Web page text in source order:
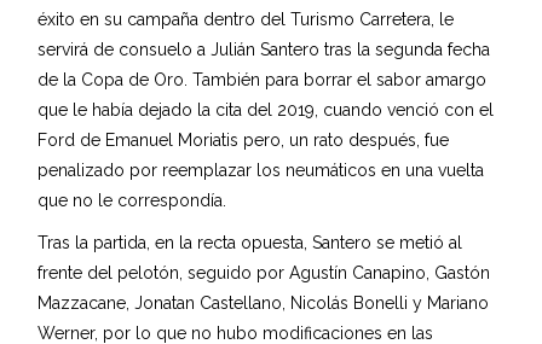
éxito en su campaña dentro del Turismo Carretera, le
servirá de consuelo a Julián Santero tras la segunda fecha
de la Copa de Oro. También para borrar el sabor amargo
que le había dejado la cita del 2019, cuando venció con el
Ford de Emanuel Moriatis pero, un rato después, fue
penalizado por reemplazar los neumáticos en una vuelta
que no le correspondía.
Tras la partida, en la recta opuesta, Santero se metió al
frente del pelotón, seguido por Agustín Canapino, Gastón
Mazzacane, Jonatan Castellano, Nicolás Bonelli y Mariano
Werner, por lo que no hubo modificaciones en las